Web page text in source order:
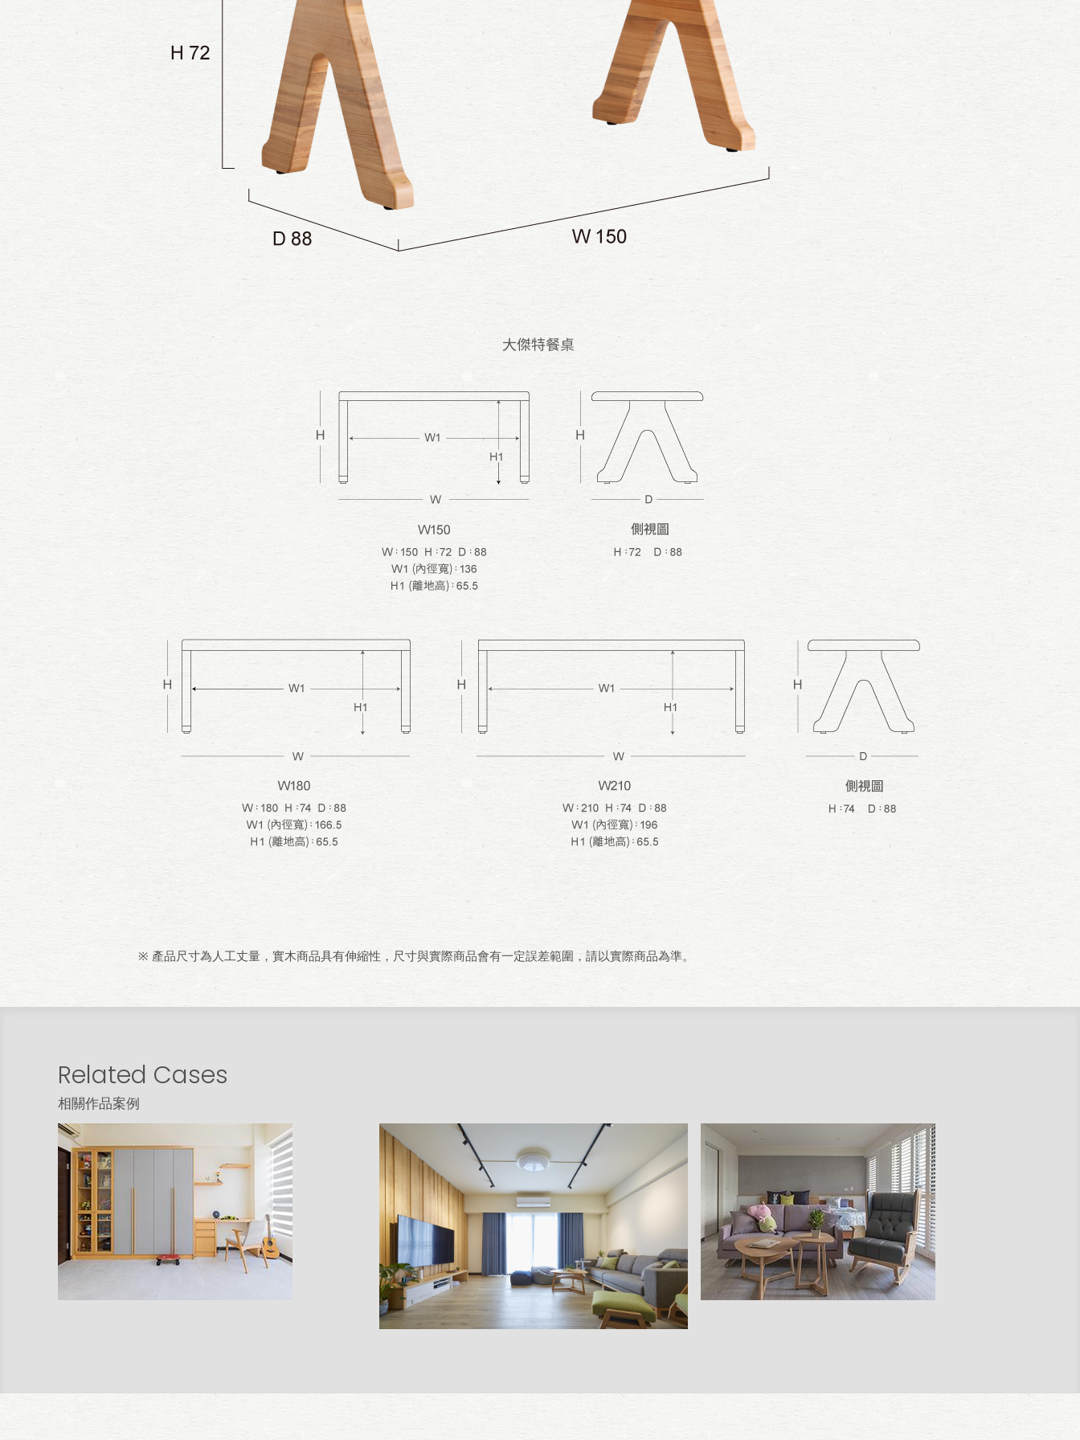
※ 產品尺寸為人工丈量，實木商品具有伸縮性，尺寸與實際商品會有一定誤差範圍，請以實際商品為準。
Related Cases
相關作品案例